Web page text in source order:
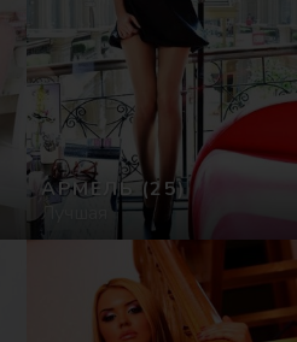
АРМЕЛЬ (25)
Лучшая